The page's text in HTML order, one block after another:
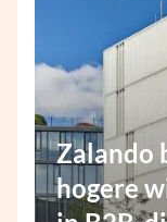
Zalando
hogere